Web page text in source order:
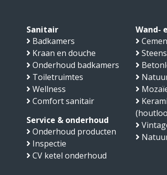
Sanitair
Badkamers
Kraan en douche
Onderhoud badkamers
Toiletruimtes
Wellness
Comfort sanitair
Service & onderhoud
Onderhoud producten
Inspectie
CV ketel onderhoud
Wand-